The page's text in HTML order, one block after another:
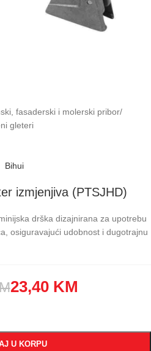
fasaderski i molerski pribor/
gleteri
Bihui
izmjenjiva (PTSJHD)
drška dizajnirana za upotrebu
osiguravajući udobnost i dugotrajnu
23,40 KM
U KORPU